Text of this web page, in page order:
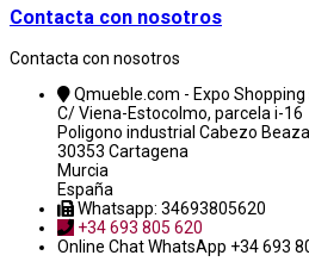
Contacta con nosotros
Contacta con nosotros
Qmueble.com - Expo Shopping
C/ Viena-Estocolmo, parcela i-16
Poligono industrial Cabezo Beaza
30353 Cartagena
Murcia
España
Whatsapp: 34693805620
+34 693 805 620
Online ChatWhatsApp +34 693